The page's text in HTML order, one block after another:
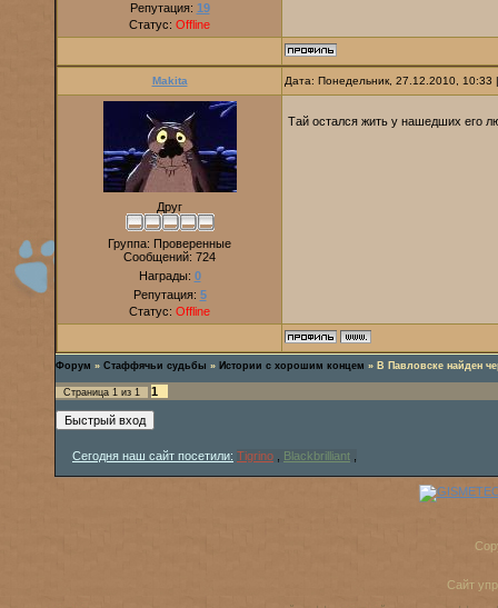
Репутация: 19
Статус: Offline
Makita Дата: Понедельник, 27.12.2010,
Друг
Группа: Проверенные
Сообщений: 724
Награды: 0
Репутация: 5
Статус: Offline
Тай остался жить у нашедших его
Форум » Стаффячьи судьбы » Истории с хорошим концем » В Павловске найден
Страница 1 из 1 1
Сегодня наш сайт посетили: Tigrino Blackbrilliant
Сайт